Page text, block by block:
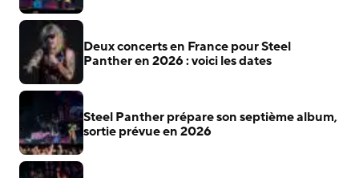
Deux concerts en France pour Steel
Panther en 2026 : voici les dates
Steel Panther prépare son septième album,
sortie prévue en 2026